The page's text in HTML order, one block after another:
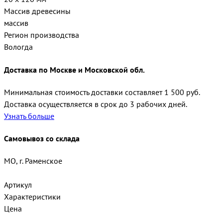
Массив древесины
массив
Регион производства
Вологда
Доставка по Москве и Московской обл.
Минимальная стоимость доставки составляет 1 500 руб.
Доставка осуществляется в срок до 3 рабочих дней.
Узнать больше
Самовывоз со склада
МО, г. Раменское
Артикул
Характеристики
Цена